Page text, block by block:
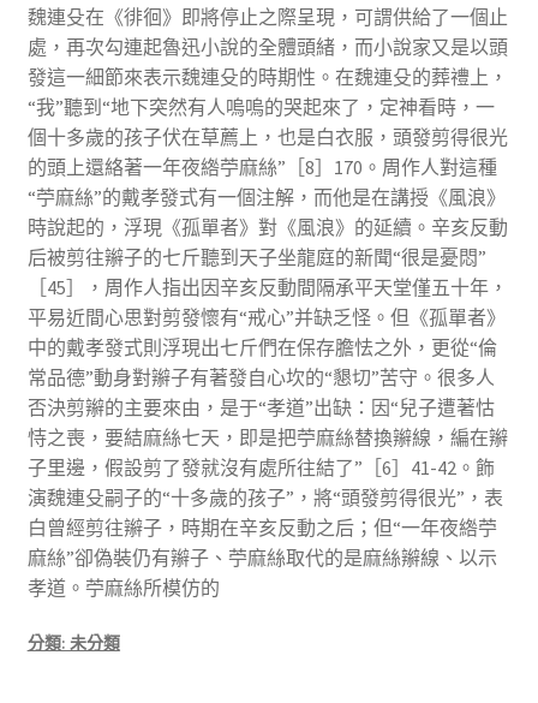
魏連殳在《徘徊》即將停止之際呈現，可謂供給了一個止
處，再次勾連起魯迅小說的全體頭緒，而小說家又是以頭
發這一細節來表示魏連殳的時期性。在魏連殳的葬禮上，
“我”聽到“地下突然有人嗚嗚的哭起來了，定神看時，一
個十多歲的孩子伏在草薦上，也是白衣服，頭發剪得很光
的頭上還絡著一年夜綹苧麻絲”［8］170。周作人對這種
“苧麻絲”的戴孝發式有一個注解，而他是在講授《風浪》
時說起的，浮現《孤單者》對《風浪》的延續。辛亥反動
后被剪往辮子的七斤聽到天子坐龍庭的新聞“很是憂悶”
［45］，周作人指出因辛亥反動間隔承平天堂僅五十年，
平易近間心思對剪發懷有“戒心”并缺乏怪。但《孤單者》
中的戴孝發式則浮現出七斤們在保存膽怯之外，更從“倫
常品德”動身對辮子有著發自心坎的“懇切”苦守。很多人
否決剪辮的主要來由，是于“孝道”出缺：因“兒子遭著怙
恃之喪，要結麻絲七天，即是把苧麻絲替換辮線，編在辮
子里邊，假設剪了發就沒有處所往結了”［6］41-42。飾
演魏連殳嗣子的“十多歲的孩子”，將“頭發剪得很光”，表
白曾經剪往辮子，時期在辛亥反動之后；但“一年夜綹苧
麻絲”卻偽裝仍有辮子、苧麻絲取代的是麻絲辮線、以示
孝道。苧麻絲所模仿的
分類: 未分類